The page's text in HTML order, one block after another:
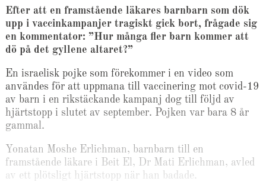
Efter att en framstående läkares barnbarn som dök
upp i vaccinkampanjer tragiskt gick bort, frågade sig
en kommentator: ”Hur många fler barn kommer att
dö på det gyllene altaret?”
En israelisk pojke som förekommer i en video som
användes för att uppmana till vaccinering mot covid-19
av barn i en rikstäckande kampanj dog till följd av
hjärtstopp i slutet av september. Pojken var bara 8 år
gammal.
Yonatan Moshe Erlichman, barnbarn till en
framstående läkare i Beit El, Dr Mati Erlichman, avled
av ett plötsligt hjärtstopp när han badade.